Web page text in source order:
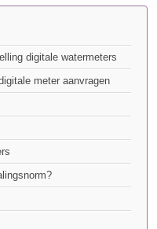
digitale watermeters
meter aanvragen